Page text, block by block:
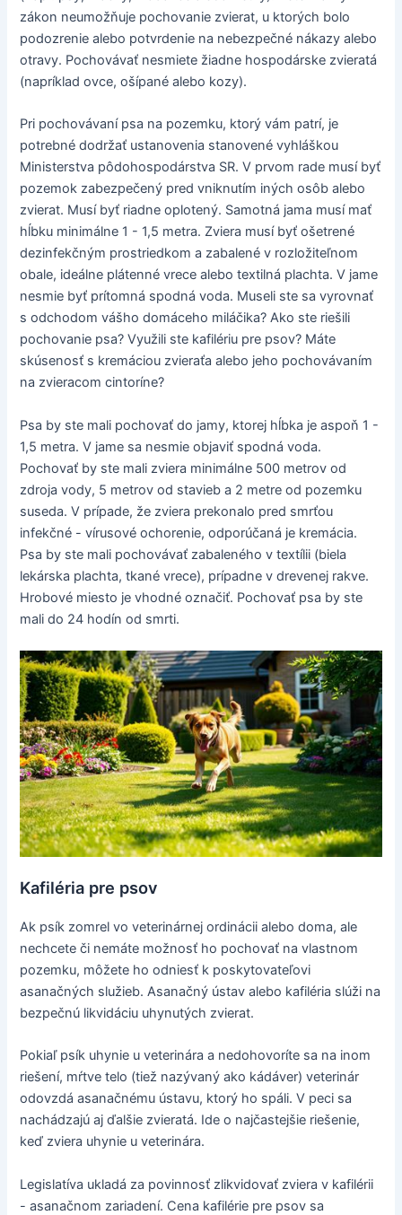
zákon neumožňuje pochovanie zvierat, u ktorých bolo
podozrenie alebo potvrdenie na nebezpečné nákazy alebo
otravy. Pochovávať nesmiete žiadne hospodárske zvieratá
(napríklad ovce, ošípané alebo kozy).
Pri pochovávaní psa na pozemku, ktorý vám patrí, je
potrebné dodržať ustanovenia stanovené vyhláškou
Ministerstva pôdohospodárstva SR. V prvom rade musí byť
pozemok zabezpečený pred vniknutím iných osôb alebo
zvierat. Musí byť riadne oplotený. Samotná jama musí mať
hĺbku minimálne 1 - 1,5 metra. Zviera musí byť ošetrené
dezinfekčným prostriedkom a zabalené v rozložiteľnom
obale, ideálne plátenné vrece alebo textilná plachta. V jame
nesmie byť prítomná spodná voda. Museli ste sa vyrovnať
s odchodom vášho domáceho miláčika? Ako ste riešili
pochovanie psa? Využili ste kafilériu pre psov? Máte
skúsenosť s kremáciou zvieraťa alebo jeho pochovávaním
na zvieracom cintoríne?
Psa by ste mali pochovať do jamy, ktorej hĺbka je aspoň 1 -
1,5 metra. V jame sa nesmie objaviť spodná voda.
Pochovať by ste mali zviera minimálne 500 metrov od
zdroja vody, 5 metrov od stavieb a 2 metre od pozemku
suseda. V prípade, že zviera prekonalo pred smrťou
infekčné - vírusové ochorenie, odporúčaná je kremácia.
Psa by ste mali pochovávať zabaleného v textílii (biela
lekárska plachta, tkané vrece), prípadne v drevenej rakve.
Hrobové miesto je vhodné označiť. Pochovať psa by ste
mali do 24 hodín od smrti.
Kafiléria pre psov
Ak psík zomrel vo veterinárnej ordinácii alebo doma, ale
nechcete či nemáte možnosť ho pochovať na vlastnom
pozemku, môžete ho odniesť k poskytovateľovi
asanačných služieb. Asanačný ústav alebo kafiléria slúži na
bezpečnú likvidáciu uhynutých zvierat.
Pokiaľ psík uhynie u veterinára a nedohovoríte sa na inom
riešení, mŕtve telo (tiež nazývaný ako kádáver) veterinár
odovzdá asanačnému ústavu, ktorý ho spáli. V peci sa
nachádzajú aj ďalšie zvieratá. Ide o najčastejšie riešenie,
keď zviera uhynie u veterinára.
Legislatíva ukladá za povinnosť zlikvidovať zviera v kafilérii
- asanačnom zariadení. Cena kafilérie pre psov sa